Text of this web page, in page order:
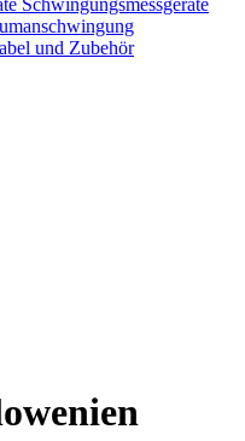
Schwingungs­messgeräte
und Zubehör